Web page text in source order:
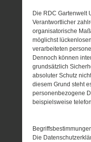
Die RDC Gartenwelt
Verantwortlicher
organisatorische
möglichst
verarbeiteten
Dennoch können
grundsätzlich
absoluter Schutz
diesem Grund steht
personenbezogene
beispielsweise
Die